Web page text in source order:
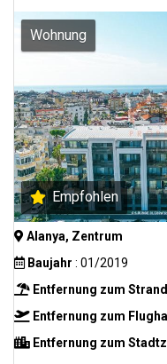
Wohnung
Empfohlen
Alanya, Zentrum
Baujahr : 01/2019
Entfernung zum Strand
Entfernung zum
Entfernung zum